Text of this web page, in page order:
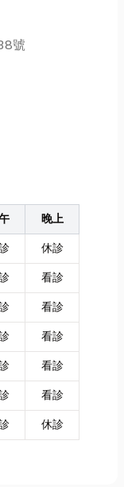
號
晚上
休診
看診
看診
看診
看診
看診
休診